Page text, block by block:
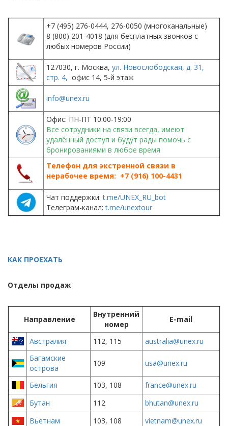
+7 (495) 276-0444, 276-0050 (многоканальные)
8 (800) 201-4018 (для бесплатных звонков с
любых номеров России)
127030, г. Москва, ул. Новослободская, д. 31,
стр. 4, офис 14, 5-й этаж
info@unex.ru
Офис: ПН-ПТ 10:00-19:00
Все сотрудники на связи всегда, имеют
удалённый доступ и будут рады помочь с
бронированиями в любое время
Телефон для экстренной связи в
нерабочее время: +7 (916) 100-4431
Чат поддержки:t.me/UNEX_RU_bot
Телеграм-канал:t.me/unextour
КАК ПРОЕХАТЬ
Отделы продаж
Направление
Внутренний
номер
E-mail
Австралия 112, 115
australia@unex.ru
Багамские
острова
109 usa@unex.ru
Бельгия 103, 108
france@unex.ru
Бутан
112
bhutan@unex.ru
Вьетнам
103, 108
vietnam@unex.ru